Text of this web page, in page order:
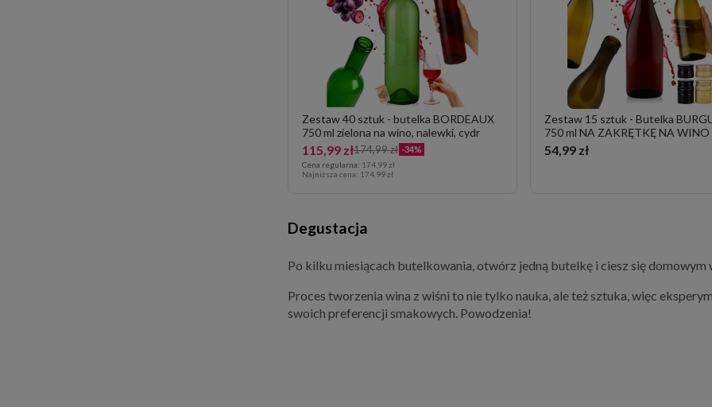
Zestaw 40 sztuk - butelka BORDEAUX
750 ml zielona na wino, nalewki, cydr
115,99 zł174,99 zł -34%
Cena regularna: 174,99 zł
Najniższa cena: 174,99 zł
Zestaw 15 sztuk - Butelka
750 ml NA ZAKRĘTKĘ NA WINO
54,99 zł
Degustacja
Po kilku miesiącach butelkowania, otwórz jedną butelkę i ciesz się domowym
Proces tworzenia wina z wiśni to nie tylko nauka, ale też sztuka, więc
swoich preferencji smakowych. Powodzenia!